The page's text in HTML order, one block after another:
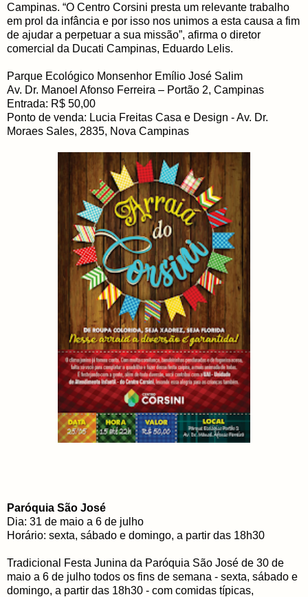
Campinas. “O Centro Corsini presta um relevante trabalho
em prol da infância e por isso nos unimos a esta causa a fim
de ajudar a perpetuar a sua missão”, afirma o diretor
comercial da Ducati Campinas, Eduardo Lelis.
Parque Ecológico Monsenhor Emílio José Salim
Av. Dr. Manoel Afonso Ferreira – Portão 2, Campinas
Entrada: R$ 50,00
Ponto de venda: Lucia Freitas Casa e Design - Av. Dr.
Moraes Sales, 2835, Nova Campinas
Paróquia São José
Dia: 31 de maio a 6 de julho
Horário: sexta, sábado e domingo, a partir das 18h30
Tradicional Festa Junina da Paróquia São José de 30 de
maio a 6 de julho todos os fins de semana - sexta, sábado e
domingo, a partir das 18h30 - com comidas típicas,